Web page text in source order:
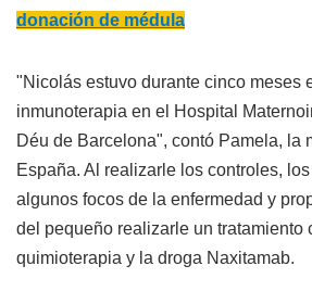
donación de médula
"Nicolás estuvo durante cinco meses
inmunoterapia en el Hospital
Déu de Barcelona", contó Pamela, la
España. Al realizarle los controles,
algunos focos de la enfermedad y
del pequeño realizarle un tratamiento
quimioterapia y la droga Naxitamab.